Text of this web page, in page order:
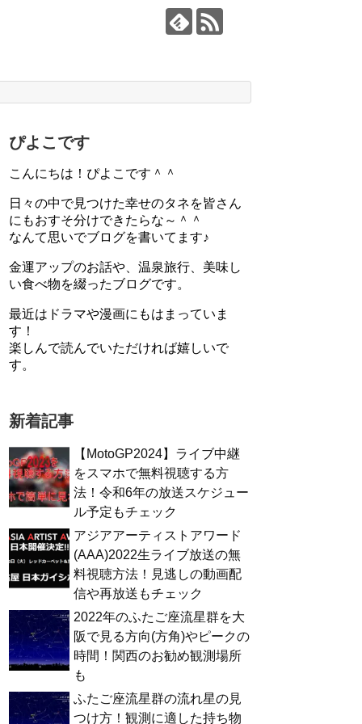
ぴよこです
こんにちは！ぴよこです＾＾
日々の中で見つけた幸せのタネを皆さん
にもおすそ分けできたらな～＾＾
なんて思いでブログを書いてます♪
金運アップのお話や、温泉旅行、美味し
い食べ物を綴ったブログです。
最近はドラマや漫画にもはまっていま
す！
楽しんで読んでいただければ嬉しいで
す。
新着記事
【MotoGP2024】ライブ中継
をスマホで無料視聴する方
法！令和6年の放送スケジュー
ル予定もチェック
アジアアーティストアワード
(AAA)2022生ライブ放送の無
料視聴方法！見逃しの動画配
信や再放送もチェック
2022年のふたご座流星群を大
阪で見る方向(方角)やピークの
時間！関西のお勧め観測場所
も
ふたご座流星群の流れ星の見
つけ方！観測に適した持ち物